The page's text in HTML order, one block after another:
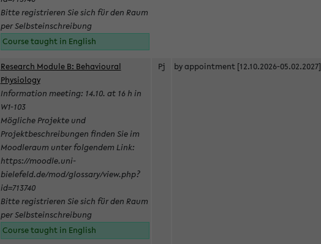
Bitte registrieren Sie sich für den Raum
per Selbsteinschreibung
Course taught in English
Research Module B: Behavioural
Physiology
Information meeting: 14.10. at 16 h in
W1-103
Mögliche Projekte und
Projektbeschreibungen finden Sie im
Moodleraum unter folgendem Link:
https://moodle.uni-
bielefeld.de/mod/glossary/view.php?
id=713740
Bitte registrieren Sie sich für den Raum
per Selbsteinschreibung
Course taught in English
Pj by appointment [12.10.2026-05.02.2027]